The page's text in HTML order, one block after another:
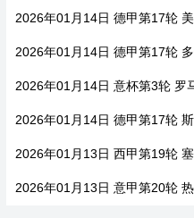
2026年01月14日 德甲第17轮
2026年01月14日 德甲第17轮
2026年01月14日 意杯第3轮 罗
2026年01月14日 德甲第17轮
2026年01月13日 西甲第19轮
2026年01月13日 意甲第20轮